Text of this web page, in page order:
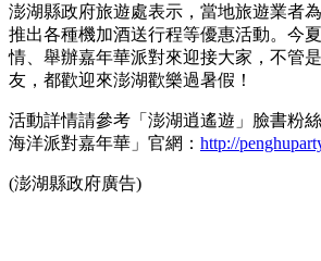
澎湖縣政府旅遊處表示，當地旅遊業者
推出各種機加酒送行程等優惠活動。今
情、舉辦嘉年華派對來迎接大家，不管
友，都歡迎來澎湖歡樂過暑假！
活動詳情請參考「澎湖逍遙遊」臉書粉
海洋派對嘉年華」官網： http://
(澎湖縣政府廣告)